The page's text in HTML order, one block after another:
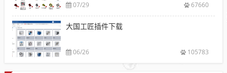
07/29 67660
大国工匠插件下载
06/26 105783